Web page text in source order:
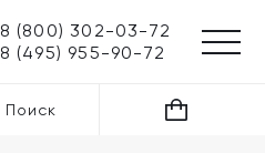
8 (800) 302-03-72
8 (495) 955-90-72
Поиск